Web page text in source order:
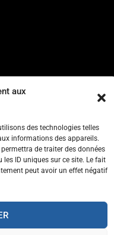
aux
des technologies telles
informations des appareils.
de traiter des données
ID uniques sur ce site. Le fait
peut avoir un effet négatif
cookies